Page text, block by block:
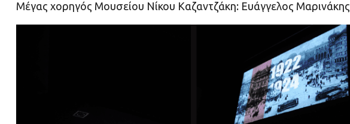
Μέγας χορηγός Μουσείου Νίκου Καζαντζάκη: Ευάγγελος Μαρινάκης